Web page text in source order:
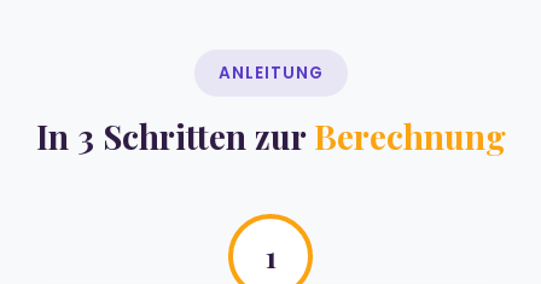
ANLEITUNG
In 3 Schritten zurBerechnung
1